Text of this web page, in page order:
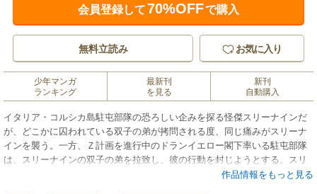
会員登録して70%OFFで購入
無料立読み お気に入り
少年マンガ
ランキング
最新刊
を見る
新刊
自動購入
イタリア・コルシカ島駐屯部隊の恐ろしい企みを探る怪傑スリーナインだ
が、どこかに囚われている双子の弟が拷問される度、同じ痛みがスリーナ
インを襲う。一方、Ｚ計画を進行中のドランイエロー閣下率いる駐屯部隊
は、スリーナインの双子の弟を拉致し、彼の行動を封じようとする。スリ
ーナイン兄弟の秘密とは!? そして森に現れたナポレオンの幽霊の正体と
作品情報をもっと見る